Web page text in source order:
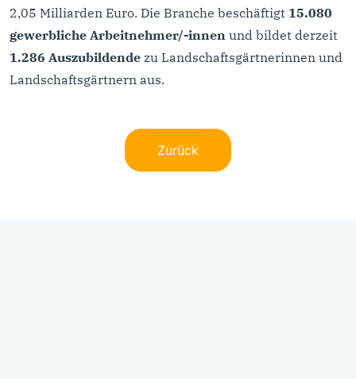
2,05 Milliarden Euro. Die Branche beschäftigt 15.080
gewerbliche Arbeitnehmer/-innen und bildet derzeit
1.286 Auszubildende zu Landschaftsgärtnerinnen und
Landschaftsgärtnern aus.
Zurück